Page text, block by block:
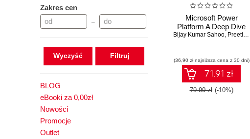
Zakres cen
–
Wyczyść
BLOG
eBooki za 0,00zł
Nowości
Promocje
Outlet
Microsoft Power
Platform A Deep Dive
Bijay Kumar Sahoo, Preeti Sahu
(36,90 zł najniższa cena z 30 dni)
71.91 zł
79.90 zł (-10%)